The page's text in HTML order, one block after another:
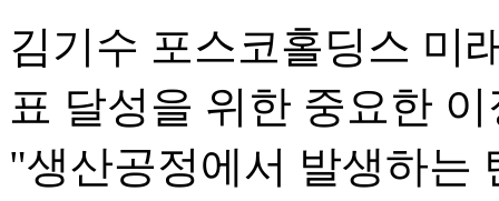
김기수 포스코홀딩스 미
표 달성을 위한 중요한
"생산공정에서 발생하는